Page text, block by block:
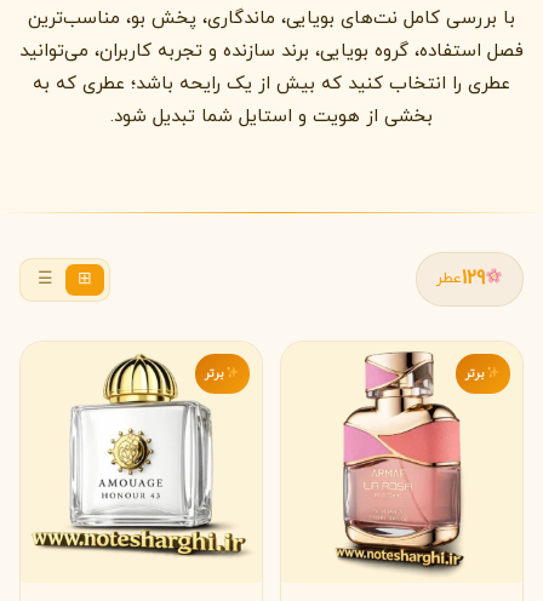
با بررسی کامل نت‌های بویایی، ماندگاری، پخش بو، مناسب‌ترین
فصل استفاده، گروه بویایی، برند سازنده و تجربه کاربران، می‌توانید
عطری را انتخاب کنید که بیش از یک رایحه باشد؛ عطری که به
بخشی از هویت و استایل شما تبدیل شود.
129عطر ⊞
☰
برتر برتر